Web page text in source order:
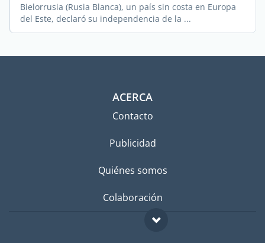
Bielorrusia (Rusia Blanca), un país sin costa en Europa
del Este, declaró su independencia de la ...
ACERCA
Contacto
Publicidad
Quiénes somos
Colaboración